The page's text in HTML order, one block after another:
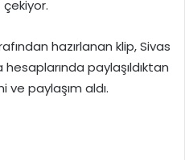
çekiyor.
hazırlanan klip, Sivas
paylaşıldıktan
ve paylaşım aldı.